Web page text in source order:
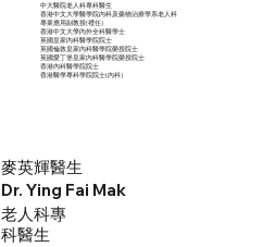
麥英輝醫生
Dr. Ying Fai Mak
老人科專
科醫生
中大醫院老人科專科醫生
香港中文大學醫學院內科及藥物治療學系老人科
專業應用副教授(禮任)
香港中文大學內外全科醫學士
英國皇家內科醫學院院士
英國倫敦皇家內科醫學院榮授院士
英國愛丁堡皇家內科醫學院榮授院士
香港內科醫學院院士
香港醫學專科學院院士(內科)